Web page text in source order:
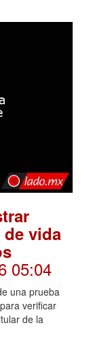
vida
05:04
una prueba
verificar
de la